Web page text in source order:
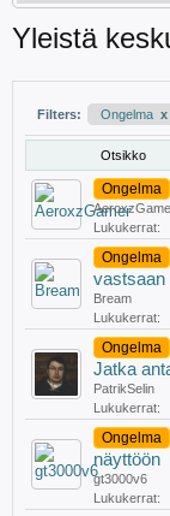
Yleistä
Filters: Ongelma x
Otsikko
Ongelma
Lukukerrat:
Ongelma
vastsaan
Bream
Lukukerrat:
Ongelma
Jatka
PatrikSelin
Lukukerrat:
Ongelma
näyttöön
gt3000v6
Lukukerrat: